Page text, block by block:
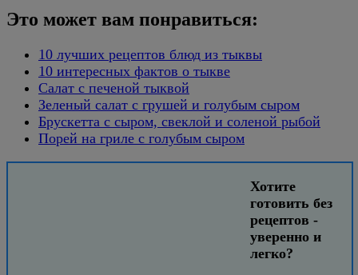
Это может вам понравиться:
10 лучших рецептов блюд из тыквы
10 интересных фактов о тыкве
Салат с печеной тыквой
Зеленый салат с грушей и голубым сыром
Брускетта с сыром, свеклой и соленой рыбой
Порей на гриле с голубым сыром
Хотите
готовить без
рецептов -
уверенно и
легко?